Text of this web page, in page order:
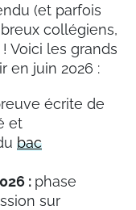
(et parfois
collégiens,
Voici les grands
en juin 2026 :
écrite de
et
bac
: phase
sur